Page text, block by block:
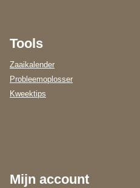
Tools
Zaaikalender
Probleemoplosser
Kweektips
Mijn account